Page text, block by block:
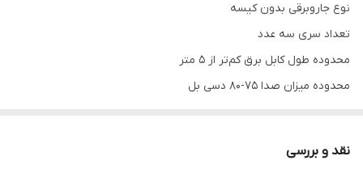
نوع جاروبرقی بدون کیسه
تعداد سری سه عدد
محدوده طول کابل برق کم‌تر از 5 متر
محدوده میزان صدا 75-80 دسی بل
نوع موتور جاروبرقی کلکتوری
نقد و بررسی